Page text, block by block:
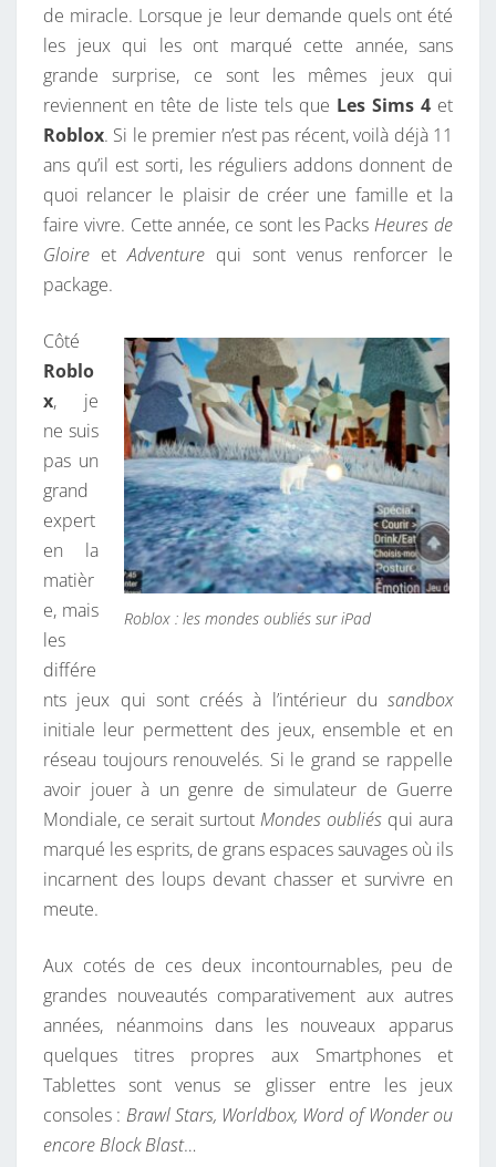
de miracle. Lorsque je leur demande quels ont été
les jeux qui les ont marqué cette année, sans
grande surprise, ce sont les mêmes jeux qui
reviennent en tête de liste tels que Les Sims 4 et
Roblox. Si le premier n’est pas récent, voilà déjà 11
ans qu’il est sorti, les réguliers addons donnent de
quoi relancer le plaisir de créer une famille et la
faire vivre. Cette année, ce sont les PacksHeures de
Gloire etAdventure qui sont venus renforcer le
package.
Roblox : les mondes oubliés sur iPad
Côté
Roblo
x, je
ne suis
pas un
grand
expert
en la
matièr
e, mais
les
différe
nts jeux qui sont créés à l’intérieur du sandbox
initiale leur permettent des jeux, ensemble et en
réseau toujours renouvelés. Si le grand se rappelle
avoir jouer à un genre de simulateur de Guerre
Mondiale, ce serait surtout Mondes oubliés qui aura
marqué les esprits, de grans espaces sauvages où ils
incarnent des loups devant chasser et survivre en
meute.
Aux cotés de ces deux incontournables, peu de
grandes nouveautés comparativement aux autres
années, néanmoins dans les nouveaux apparus
quelques titres propres aux Smartphones et
Tablettes sont venus se glisser entre les jeux
consoles : Brawl Stars, Worldbox, Word of Wonder ou
encore Block Blast…